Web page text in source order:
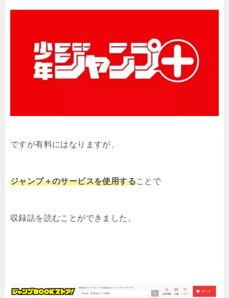
ですが有料にはなりますが、
ジャンプ＋のサービスを使用することで
収録話を読むことができました。